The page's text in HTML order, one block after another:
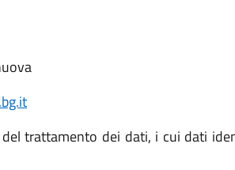
trattamento dei dati, i cui dati